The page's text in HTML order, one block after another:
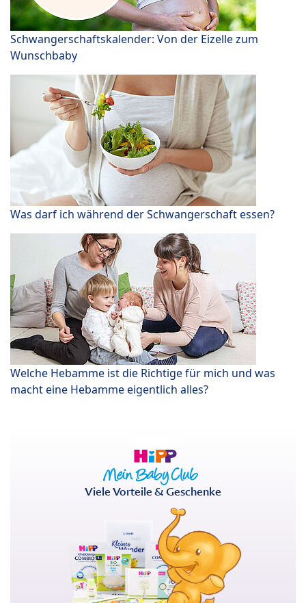
Schwangerschaftskalender: Von der Eizelle zum
Wunschbaby
Was darf ich während der Schwangerschaft essen?
Welche Hebamme ist die Richtige für mich und was
macht eine Hebamme eigentlich alles?
Viele Vorteile & Geschenke